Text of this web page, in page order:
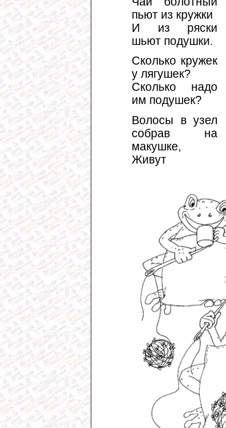
пьют из кружки
И из ряски
шьют подушки.
Сколько кружек
у лягушек?
Сколько надо
им подушек?
Волосы в узел
собрав на
макушке,
Живут